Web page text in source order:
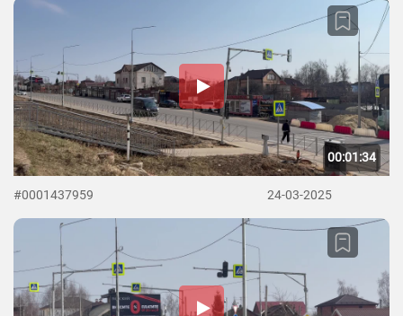
00:01:34
#0001437959 24-03-2025